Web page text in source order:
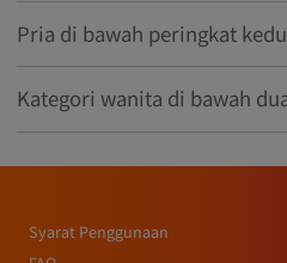
Syarat Penggunaan